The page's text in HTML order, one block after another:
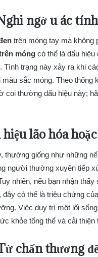
ngờ u ác tính
trên móng tay mà không
móng có thể là dấu
Tình trạng này xảy ra khi
sắc móng. Theo
coi thường dấu hiệu này;
lão hóa
thường giống như những
người thường xuyên tiếp
nhiên, nếu bạn nhận
có thể là triệu chứng
Việc duy trì một lối
khỏe tổng thể và cải thiện
chấn thương